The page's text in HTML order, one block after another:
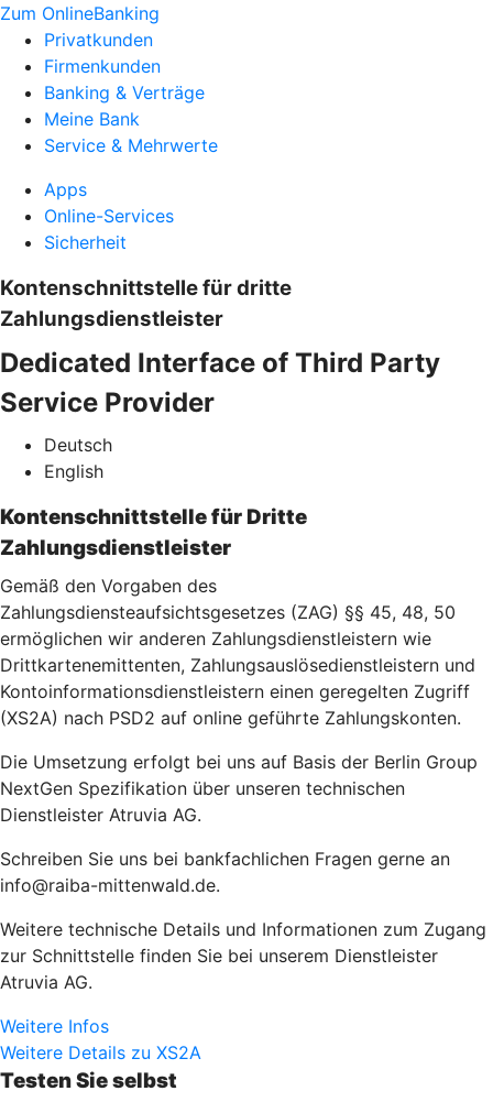
Zum OnlineBanking
Privatkunden
Firmenkunden
Banking & Verträge
Meine Bank
Service & Mehrwerte
Apps
Online-Services
Sicherheit
Kontenschnittstelle für dritte
Zahlungsdienstleister
Dedicated Interface of Third Party
Service Provider
Deutsch
English
Kontenschnittstelle für Dritte
Zahlungsdienstleister
Gemäß den Vorgaben des
Zahlungsdiensteaufsichtsgesetzes (ZAG) §§ 45, 48, 50
ermöglichen wir anderen Zahlungsdienstleistern wie
Drittkartenemittenten, Zahlungsauslösedienstleistern und
Kontoinformationsdienstleistern einen geregelten Zugriff
(XS2A) nach PSD2 auf online geführte Zahlungskonten.
Die Umsetzung erfolgt bei uns auf Basis der Berlin Group
NextGen Spezifikation über unseren technischen
Dienstleister Atruvia AG.
Schreiben Sie uns bei bankfachlichen Fragen gerne an
info@raiba-mittenwald.de.
Weitere technische Details und Informationen zum Zugang
zur Schnittstelle finden Sie bei unserem Dienstleister
Atruvia AG.
Weitere Infos
Weitere Details zu XS2A
Testen Sie selbst